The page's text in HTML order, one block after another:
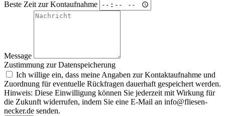
Beste Zeit zur Kontaufnahme
Message
Zustimmung zur Datenspeicherung
Ich willige ein, dass meine Angaben zur Kontaktaufnahme und
Zuordnung für eventuelle Rückfragen dauerhaft gespeichert werden.
Hinweis: Diese Einwilligung können Sie jederzeit mit Wirkung für
die Zukunft widerrufen, indem Sie eine E-Mail an info@fliesen-
necker.de senden.